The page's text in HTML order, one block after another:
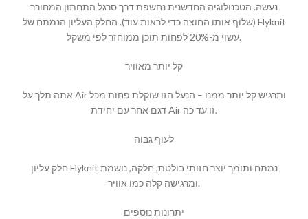
נעשה. הטכנולוגיה החדשנית נחשפת דרך סרגל התחתון המחורר
(שלוף אותו החוצה כדי לראות עוד). החלק העליון הנמתח של Flyknit
עשוי מ-20% לפחות תוכן ממוחזר לפי משקל.
קל יותר מאוויר
אתה תלך על Air ותרגיש קל יותר ממנו – הנעל הזו שוקלת פחות מכל
דגם אחר עם יחידת Air זו עד כה.
לעוף גבוה
חלק עליון Flyknit נמתח ותומך יוצר חזותי בולטת, חלקה, נושמת
ומרגישה קלה כמו אוויר.
יתרונות נוספים